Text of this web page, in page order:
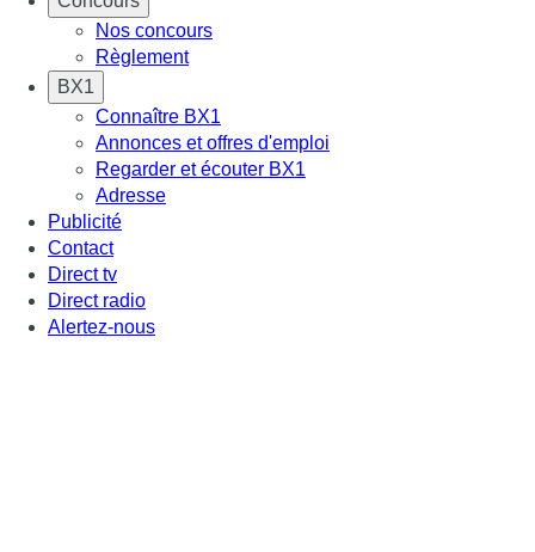
Nos concours
Règlement
BX1
Connaître BX1
Annonces et offres d'emploi
Regarder et écouter BX1
Adresse
Publicité
Contact
Direct tv
Direct radio
Alertez-nous